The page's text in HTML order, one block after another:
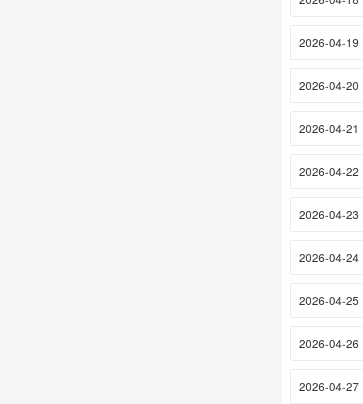
2026-04-19
2026-04-20
2026-04-21
2026-04-22
2026-04-23
2026-04-24
2026-04-25
2026-04-26
2026-04-27